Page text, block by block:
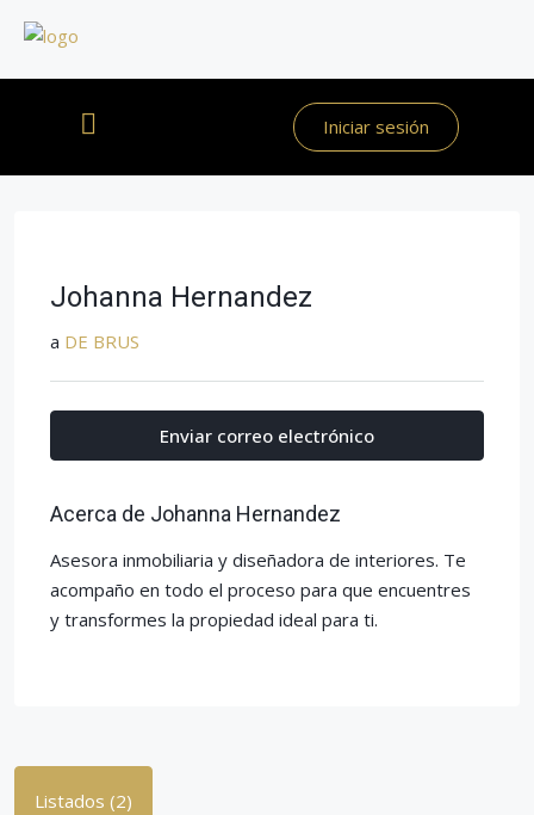
Iniciar sesión
Johanna Hernandez
a DE BRUS
Enviar correo electrónico
Acerca de Johanna Hernandez
Asesora inmobiliaria y diseñadora de interiores. Te
acompaño en todo el proceso para que encuentres
y transformes la propiedad ideal para ti.
Listados (2)